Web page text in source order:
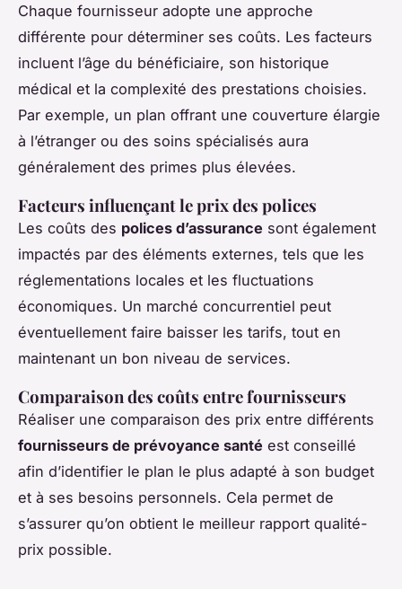
Chaque fournisseur adopte une approche
différente pour déterminer ses coûts. Les facteurs
incluent l’âge du bénéficiaire, son historique
médical et la complexité des prestations choisies.
Par exemple, un plan offrant une couverture élargie
à l’étranger ou des soins spécialisés aura
généralement des primes plus élevées.
Facteurs influençant le prix des polices
Les coûts des polices d’assurance sont également
impactés par des éléments externes, tels que les
réglementations locales et les fluctuations
économiques. Un marché concurrentiel peut
éventuellement faire baisser les tarifs, tout en
maintenant un bon niveau de services.
Comparaison des coûts entre fournisseurs
Réaliser une comparaison des prix entre différents
fournisseurs de prévoyance santé est conseillé
afin d’identifier le plan le plus adapté à son budget
et à ses besoins personnels. Cela permet de
s’assurer qu’on obtient le meilleur rapport qualité-
prix possible.